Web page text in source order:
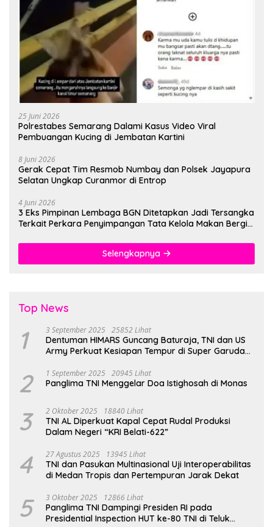
25 Juni 2026
Polrestabes Semarang Dalami Kasus Video Viral
Pembuangan Kucing di Jembatan Kartini
8 Juni 2026
Gerak Cepat Tim Resmob Numbay dan Polsek Jayapura
Selatan Ungkap Curanmor di Entrop
4 Juni 2026
3 Eks Pimpinan Lembaga BGN Ditetapkan Jadi Tersangka
Terkait Perkara Penyimpangan Tata Kelola Makan Bergizi
Selengkapnya
Top News
1 3 September 2025 25852 Lihat
Dentuman HIMARS Guncang Baturaja, TNI dan US
Army Perkuat Kesiapan Tempur di Super Garuda
2 1 September 2025 20945 Lihat
Panglima TNI Menggelar Doa Istighosah di Monas
3 2 Oktober 2025 18840 Lihat
TNI AL Diperkuat Kapal Cepat Rudal Produksi
Dalam Negeri “KRI Belati-622”
4 27 Agustus 2025 13945 Lihat
TNI dan Pasukan Multinasional Uji Interoperabilitas
di Medan Tropis dan Pertempuran Jarak Dekat
5 3 Oktober 2025 12866 Lihat
Panglima TNI Dampingi Presiden RI pada
Presidential Inspection HUT ke-80 TNI di Teluk